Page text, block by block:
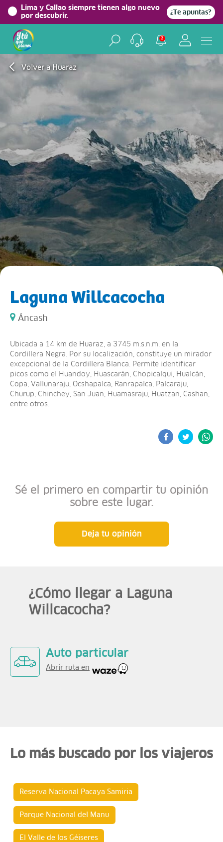
Lima y Callao siempre tienen algo nuevo
por descubrir.
¿Te apuntas?
2
Volver a Huaraz
Laguna Willcacocha
Áncash
Ubicada a 14 km de Huaraz, a 3745 m.s.n.m. en la
Cordillera Negra. Por su localización, constituye un mirador
excepcional de la Cordillera Blanca. Permite identificar
picos como el Huandoy, Huascarán, Chopicalqui, Hualcán,
Copa, Vallunaraju, Ocshapalca, Ranrapalca, Palcaraju,
Churup, Chinchey, San Juan, Huamasraju, Huatzan, Cashan,
entre otros.
Sé el primero en compartir tu opinión
sobre este lugar.
Deja tu opinión
¿Cómo llegar a Laguna
Willcacocha?
Auto particular
Abrir ruta en
Lo más buscado por los viajeros
Reserva Nacional Pacaya Samiria
Parque Nacional del Manu
El Valle de los Géiseres